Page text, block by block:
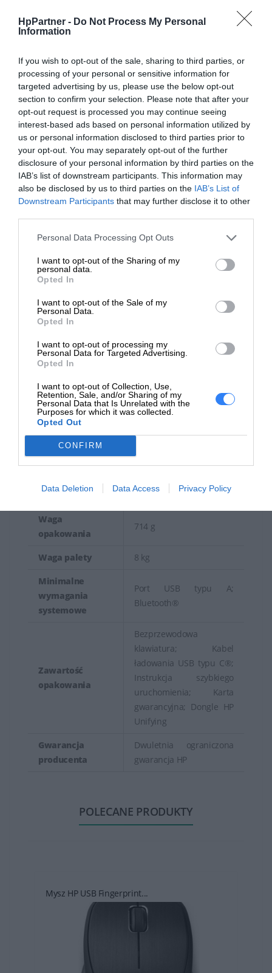
HpPartner - Do Not Process My Personal
Information
If you wish to opt-out of the sale, sharing to third parties, or
processing of your personal or sensitive information for
targeted advertising by us, please use the below opt-out
section to confirm your selection. Please note that after your
opt-out request is processed you may continue seeing
interest-based ads based on personal information utilized by
us or personal information disclosed to third parties prior to
your opt-out. You may separately opt-out of the further
disclosure of your personal information by third parties on the
IAB’s list of downstream participants. This information may
also be disclosed by us to third parties on the IAB’s List of
Downstream Participants that may further disclose it to other
Personal Data Processing Opt Outs
I want to opt-out of the Sharing of my
personal data.
Opted In
I want to opt-out of the Sale of my
Personal Data.
Opted In
I want to opt-out of processing my
Personal Data for Targeted Advertising.
Opted In
I want to opt-out of Collection, Use,
Retention, Sale, and/or Sharing of my
Personal Data that Is Unrelated with the
Purposes for which it was collected.
Opted Out
CONFIRM
Data Deletion Data Access Privacy Policy
specjalne
komputera; Kalkulator;
Bezpieczeństwo
Szyfrowanie AES 128
Kompatybilne
systemy
operacyjne
Windows 11; Windows
10; macOS; ChromeOS
Certyfikaty i
CB; FCC; IC; RCM; WPC;
NTC; IMDA; BSMI; NCC;
SRRC; SIRIM; TRA; EAC;
ICASA; UKCA; KCC; TUV;
RATEL; IFETEL; BIS;
Subtel; NKRZI
Specyfikacje
zrównoważonego
rozwoju
Opakowanie FSC; 60%
konsumpcji; Opakowanie
jest poddawane
Minimalne
wymiary (S x G x
420,47 x 120,7 x 17,66
Wymiary
opakowania (S x
G x W)
435 x 162 x 25 mm
Ilość kartonów
80
Waga 499 g
Waga
opakowania
714 g
Waga palety 8 kg
Minimalne
wymagania
systemowe
Port USB typu A;
Bluetooth®
Zawartość
opakowania
Bezprzewodowa
klawiatura; Kabel
ładowania USB typu C®;
Instrukcja szybkiego
uruchomienia; Karta
gwarancyjna; Dongle HP
Unifying
Gwarancja
producenta
Dwuletnia ograniczona
gwarancja HP
POLECANE PRODUKTY
Mysz HP USB Fingerprint...